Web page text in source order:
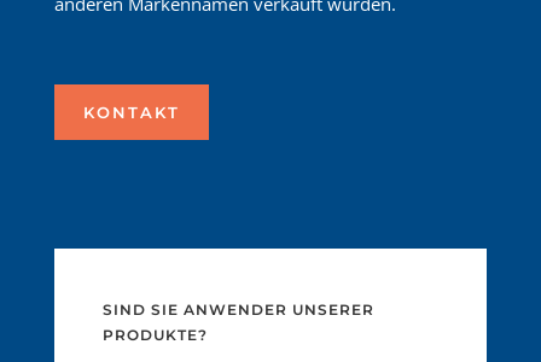
KONTAKT
SIND SIE ANWENDER UNSERER
PRODUKTE?